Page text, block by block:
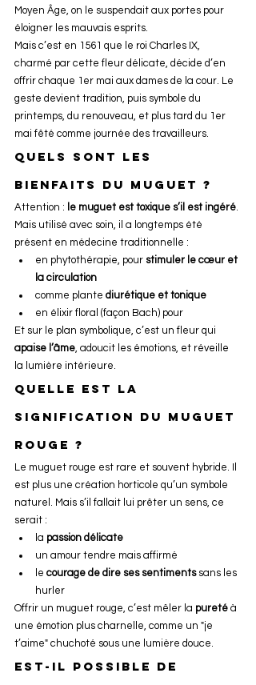
Moyen Âge, on le suspendait aux portes pour
éloigner les mauvais esprits.
Mais c’est en 1561 que le roi Charles IX,
charmé par cette fleur délicate, décide d’en
offrir chaque 1er mai aux dames de la cour. Le
geste devient tradition, puis symbole du
printemps, du renouveau, et plus tard du 1er
mai fêté comme journée des travailleurs.
Quels sont les
bienfaits du muguet ?
Attention : le muguet est toxique s’il est ingéré
Mais utilisé avec soin, il a longtemps été
présent en médecine traditionnelle :
en phytothérapie, pour stimuler le cœur et
la circulation
comme plante diurétique et tonique
en élixir floral (façon Bach) pour
Et sur le plan symbolique, c’est un fleur qui
apaise l’âme , adoucit les émotions, et réveille
la lumière intérieure.
Quelle est la
signification du muguet
rouge ?
Le muguet rouge est rare et souvent hybride. Il
est plus une création horticole qu’un symbole
naturel. Mais s’il fallait lui prêter un sens, ce
serait :
la passion délicate
un amour tendre mais affirmé
le courage de dire ses sentiments sans les
hurler
Offrir un muguet rouge, c’est mêler la pureté à
une émotion plus charnelle, comme un "je
t’aime" chuchoté sous une lumière douce.
Est-il possible de